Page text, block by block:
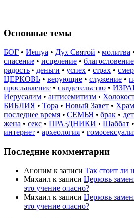
Основные темы
БОГ • Иешуа • Дух Святой • молитва •
спасение • исцеление • благословение
радость • деньги • успех • страх •
ЦЕРКОВЬ • верующие • служение •
прославление • свидетельство •
Иерусалим • антисемитизм • Холокост
БИБЛИЯ • Тора • Новый Завет • Храм
последнее время • СЕМЬЯ • брак •
жена • секс • ПРАЗДНИКИ • Шаббат •
интернет • археология •
Последние комментарии
Аноним к записи Так стоит ли
Михаил к записи Церковь
это учение опасно?
Михаил к записи Церковь
это учение опасно?